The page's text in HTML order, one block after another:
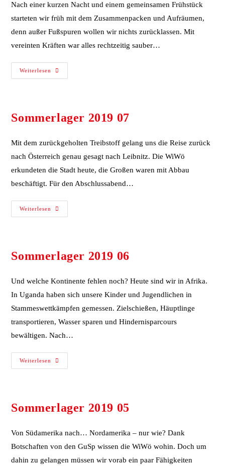
Nach einer kurzen Nacht und einem gemeinsamen Frühstück
starteten wir früh mit dem Zusammenpacken und Aufräumen,
denn außer Fußspuren wollen wir nichts zurücklassen. Mit
vereinten Kräften war alles rechtzeitig sauber…
Weiterlesen
Sommerlager 2019 07
Mit dem zurückgeholten Treibstoff gelang uns die Reise zurück
nach Österreich genau gesagt nach Leibnitz. Die WiWö
erkundeten die Stadt heute, die Großen waren mit Abbau
beschäftigt. Für den Abschlussabend…
Weiterlesen
Sommerlager 2019 06
Und welche Kontinente fehlen noch? Heute sind wir in Afrika.
In Uganda haben sich unsere Kinder und Jugendlichen in
Stammeswettkämpfen gemessen. Zielschießen, Häuptlinge
transportieren, Wasser sparen und Hindernisparcours
bewältigen. Nach…
Weiterlesen
Sommerlager 2019 05
Von Südamerika nach… Nordamerika – nur wie? Dank
Botschaften von den GuSp wissen die WiWö wohin. Doch um
dahin zu gelangen müssen wir vorab ein paar Fähigkeiten